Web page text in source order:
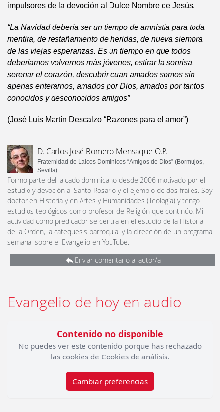
impulsores de la devoción al Dulce Nombre de Jesús.
“La Navidad debería ser un tiempo de amnistía para toda
mentira, de restañamiento de heridas, de nueva siembra
de las viejas esperanzas. Es un tiempo en que todos
deberíamos volvernos más jóvenes, estirar la sonrisa,
serenar el corazón, descubrir cuan amados somos sin
apenas enterarnos, amados por Dios, amados por tantos
conocidos y desconocidos amigos”
(José Luis Martín Descalzo “Razones para el amor”)
D. Carlos José Romero Mensaque O.P.
Fraternidad de Laicos Dominicos “Amigos de Dios” (Bormujos,
Sevilla)
Formo parte del laicado dominicano desde 2006 motivado por el
estudio y devoción al Santo Rosario y el ejemplo de dos frailes. Soy
doctor en Historia y en Artes y Humanidades (Teología) y tengo
estudios teológicos como profesor de Religión que continúo. Mi
actividad como predicador se centra en el estudio de la Historia
de la Orden, la catequesis parroquial y la dirección de un programa
semanal sobre el Evangelio en YouTube.
Enviar comentario al autor/a
Evangelio de hoy en audio
Contenido no disponible
No puedes ver este contenido porque has rechazado
las cookies de Cookies de análisis.
Cambiar preferencias